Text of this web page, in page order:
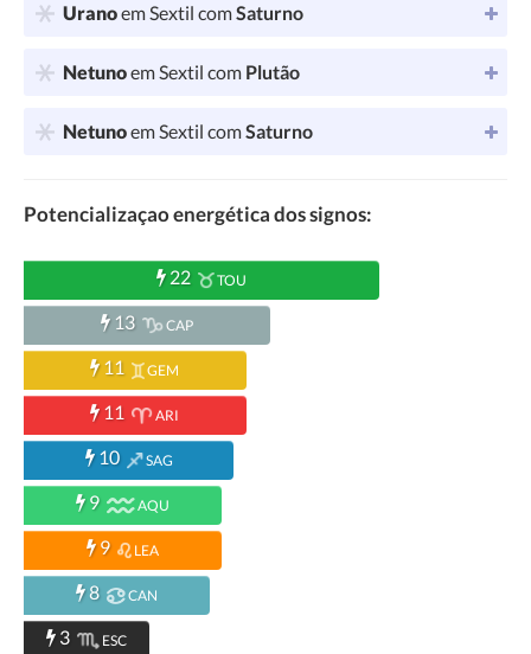
Uranoem Sextil comSaturno
Netunoem Sextil com Plutão
Netunoem Sextil comSaturno
Potencializaçao energética dos signos:
22 TOU
13 CAP
11 GEM
11 ARI
10 SAG
9 AQU
9 LEA
8 CAN
3 ESC